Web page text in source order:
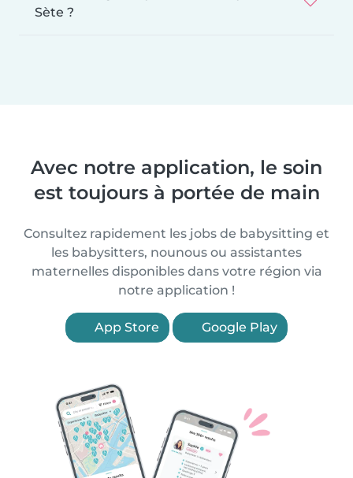
Sète ?
Avec notre application, le soin
est toujours à portée de main
Consultez rapidement les jobs de babysitting et
les babysitters, nounous ou assistantes
maternelles disponibles dans votre région via
notre application !
App Store Google Play